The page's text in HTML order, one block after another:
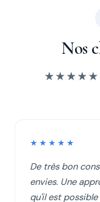
Nos
★★★★★
★★★★★
De très bon
envies. Une
qu'il est